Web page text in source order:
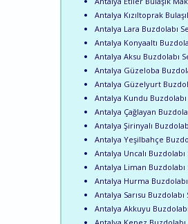
Antalya Kızıltoprak
Antalya Lara Buzdolabı
Antalya Konyaaltı
Antalya Aksu Buzdolabı
Antalya Güzeloba
Antalya Güzelyurt
Antalya Kundu
Antalya Çağlayan
Antalya Şirinyalı
Antalya Yeşilbahçe
Antalya Uncalı
Antalya Liman Buzdolabı
Antalya Hurma
Antalya Sarısu Buzdolabı
Antalya Akkuyu